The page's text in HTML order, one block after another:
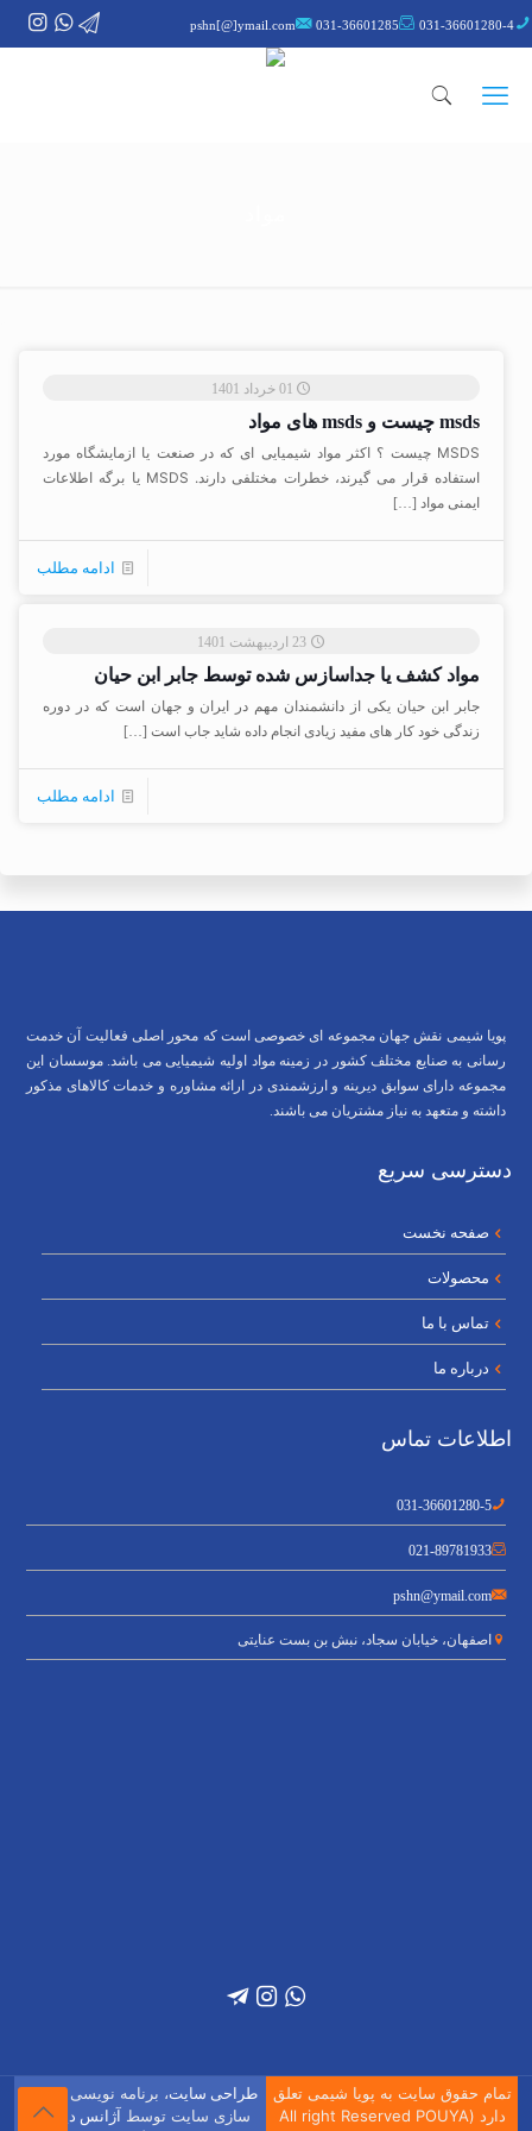
031-36601280-4
031-36601285
pshn[@]ymail.com
01 خرداد 1401
msds چیست و msds های مواد
MSDS چیست ؟ اکثر مواد شیمیایی ای که در صنعت یا ازمایشگاه مورد
استفاده قرار می گیرند، خطرات مختلفی دارند. MSDS یا برگه اطلاعات
ایمنی مواد […]
ادامه مطلب
23 اردیبهشت 1401
مواد کشف یا جداسازس شده توسط جابر ابن حیان
جابر ابن حیان یکی از دانشمندان مهم در ایران و جهان است که در دوره
زندگی خود کار های مفید زیادی انجام داده شاید جاب است […]
ادامه مطلب
پویا شیمی نقش جهان مجموعه ای خصوصی است که محور اصلی فعالیت آن خدمت
رسانی به صنایع مختلف کشور در زمینه مواد اولیه شیمیایی می باشد. موسسان این
مجموعه دارای سوابق دیرینه و ارزشمندی در ارائه مشاوره و خدمات کالاهای مذکور
داشته و متعهد به نیاز مشتریان می باشند.
دسترسی سریع
صفحه نخست
محصولات
تماس با ما
درباره ما
اطلاعات تماس
031-36601280-5
021-89781933
pshn@ymail.com
اصفهان، خیابان سجاد، نبش بن بست عنایتی
تمام حقوق سایت به پویا شیمی تعلق
دارد (All right Reserved POUYA
طراحی سایت، برنامه نویسی و بهینه
سازی سایت توسط آژانس دیجیتال